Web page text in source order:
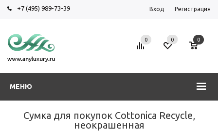
+7 (495) 989-73-39 Вход Регистрация
МЕНЮ
0 0 0
Сумка для покупок Cottonica Recycle,
неокрашенная